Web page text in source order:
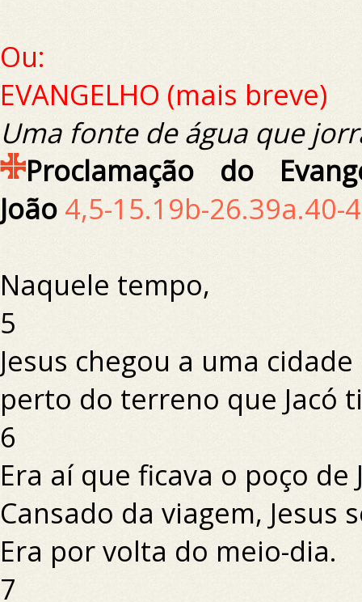
Ou:
EVANGELHO (mais breve)
Uma fonte de água que
Proclamação do
João 4,5-15.19b-26.39a.40-
Naquele tempo,
5
Jesus chegou a uma
perto do terreno que Jacó
6
Era aí que ficava o poço de
Cansado da viagem,
Era por volta do meio-dia.
7